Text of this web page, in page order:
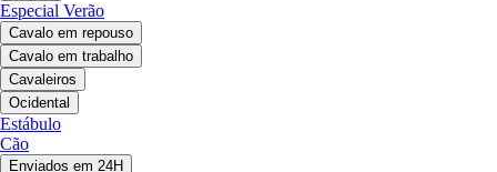
Especial Verão
Cavalo em repouso
Cavalo em trabalho
Cavaleiros
Ocidental
Estábulo
Cão
Enviados em 24H